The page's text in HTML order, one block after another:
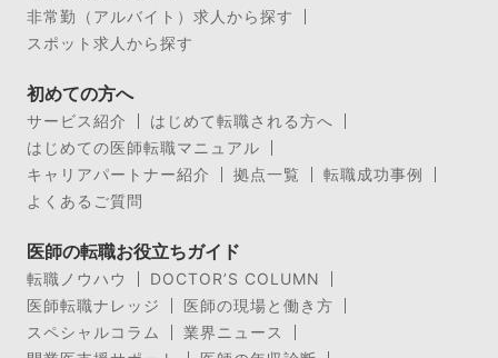
非常勤（アルバイト）求人から探す
スポット求人から探す
初めての方へ
サービス紹介
はじめて転職される方へ
はじめての医師転職マニュアル
キャリアパートナー紹介
拠点一覧
転職成功事例
よくあるご質問
医師の転職お役立ちガイド
転職ノウハウ
DOCTOR’S COLUMN
医師転職ナレッジ
医師の現場と働き方
スペシャルコラム
業界ニュース